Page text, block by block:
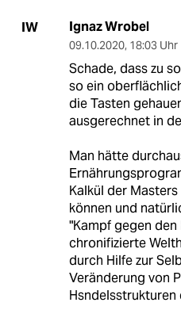
IW Ignaz Wrobel
09.10.2020, 18:03 Uhr
Schade, dass zu
so ein
die Tasten
ausgerechnet in
Man hätte
Kalkül der
können und
"Kampf gegen
chronifizierte
durch Hilfe zur
Veränderung von